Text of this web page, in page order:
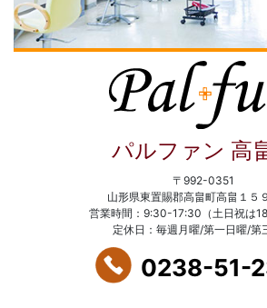
パルファン 高
〒992-0351
山形県東置賜郡高畠町高畠１５
営業時間：9:30-17:30（土日祝は
定休日：毎週月曜/第一日曜/第
0238-51-